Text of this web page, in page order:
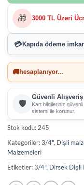
🎁 3000 TL Üzeri
💳 Kapıda ödeme
🚚hesaplanıyor...
🛡️
Güvenli Alışveriş
Kart bilgileriniz
sistemi ile korunur.
Stok kodu:245
Kategoriler:3/4", Dişli
Malzemeleri
Etiketler:3/4", Dirsek Dişli